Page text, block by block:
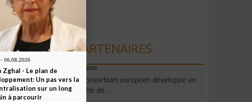
PARTENAIRES
06.08.2026
Un consortium européen développe un
modèle de ...
06.08.2026
Zghal - Le plan de
Un pas vers la
sur un long
à parcourir